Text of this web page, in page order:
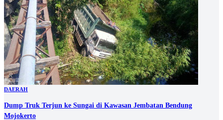
DAERAH
Dump Truk Terjun ke Sungai di Kawasan Jembatan Bendung
Mojokerto